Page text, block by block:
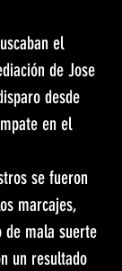
el
de Jose
desde
en el
se fueron
marcajes,
de mala suerte
un resultado